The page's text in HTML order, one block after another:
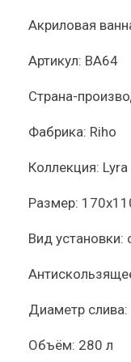
Акриловая
Артикул: BA64
Страна-
Фабрика: Riho
Коллекция: Lyra
Размер:
Вид установки:
Диаметр слива:
Объём: 280 л